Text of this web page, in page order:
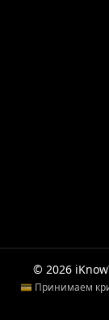
© 2026
💳 Принимаем